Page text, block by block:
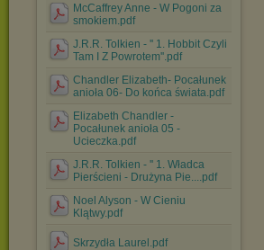
McCaffrey Anne - W Pogoni za
smokiem.pdf
J.R.R. Tolkien - '' 1. Hobbit Czyli
Tam I Z Powrotem''.pdf
Chandler Elizabeth- Pocałunek
anioła 06- Do końca świata.pdf
Elizabeth Chandler -
Pocałunek anioła 05 -
Ucieczka.pdf
J.R.R. Tolkien - '' 1. Władca
Pierścieni - Drużyna Pie....pdf
Noel Alyson - W Cieniu
Klątwy.pdf
Skrzydła Laurel.pdf